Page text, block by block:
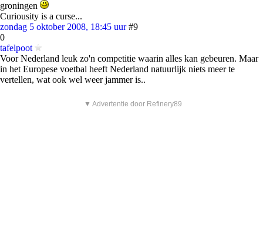
groningen
Curiousity is a curse...
zondag 5 oktober 2008, 18:45 uur #9
0
tafelpoot
Voor Nederland leuk zo'n competitie waarin alles kan gebeuren. Maar
in het Europese voetbal heeft Nederland natuurlijk niets meer te
vertellen, wat ook wel weer jammer is..
▼ Advertentie door Refinery89